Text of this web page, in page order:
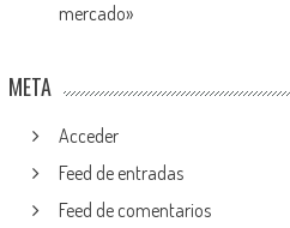
mercado»
META
Acceder
Feed de entradas
Feed de comentarios